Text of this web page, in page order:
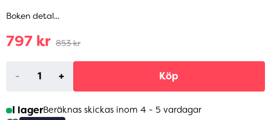
Boken detal...
797 kr 853 kr
- + Köp
I lagerBeräknas skickas inom 4 - 5 vardagar